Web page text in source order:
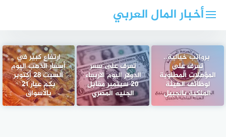
أخبار المال العربي
برواتب خيالية..
تعرف على
المؤهلات المطلوبة
لوظائف الهيئة
الملكية بالجبيل
تعرف على سعر
الدولار اليوم الاربعاء
20 سبتمبر مقابل
الجنيه المصري
ارتفاع كبير في
أسعار الذهب اليوم
السبت 28 أكتوبر
بكم عيار 21
بالأسواق